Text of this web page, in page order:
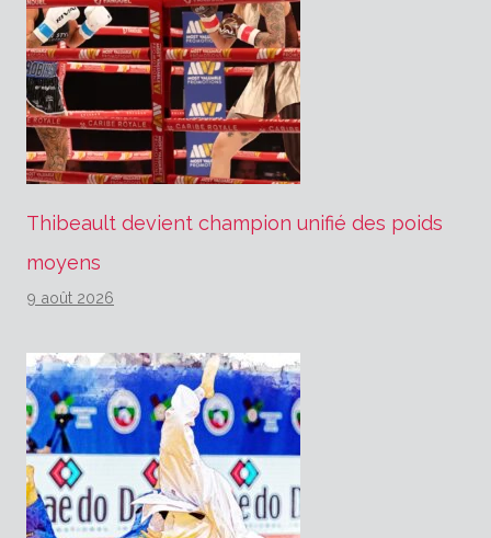
Thibeault devient champion unifié des poids
moyens
9 août 2026